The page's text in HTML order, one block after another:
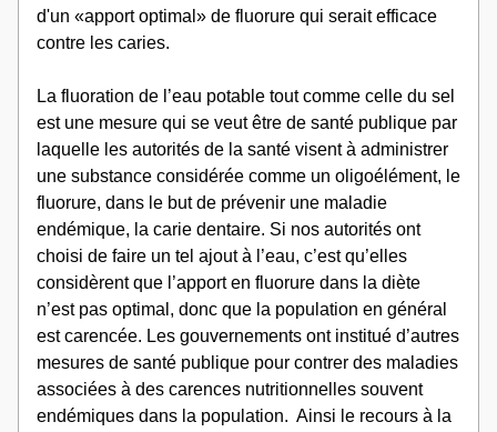
d'un «apport optimal» de fluorure qui serait efficace
contre les caries.
La fluoration de l’eau potable tout comme celle du sel
est une mesure qui se veut être de santé publique par
laquelle les autorités de la santé visent à administrer
une substance considérée comme un oligoélément, le
fluorure, dans le but de prévenir une maladie
endémique, la carie dentaire. Si nos autorités ont
choisi de faire un tel ajout à l’eau, c’est qu’elles
considèrent que l’apport en fluorure dans la diète
n’est pas optimal, donc que la population en général
est carencée. Les gouvernements ont institué d’autres
mesures de santé publique pour contrer des maladies
associées à des carences nutritionnelles souvent
endémiques dans la population.  Ainsi le recours à la